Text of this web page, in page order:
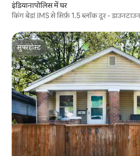
इंडियानापोलिस में घर
किंग बेड! IMS से सिर्फ़ 1.5 ब्लॉक दूर -
सुपरहोस्ट
सुपरहोस्ट